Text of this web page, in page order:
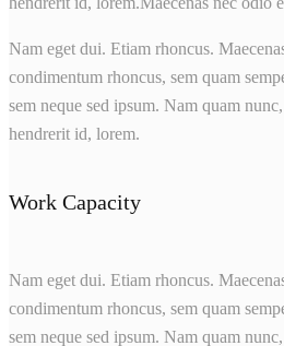
Nam eget dui. Etiam rhoncus.
condimentum rhoncus, sem quam
sem neque sed ipsum. Nam quam
hendrerit id, lorem.
Work Capacity
Nam eget dui. Etiam rhoncus.
condimentum rhoncus, sem quam
sem neque sed ipsum. Nam quam